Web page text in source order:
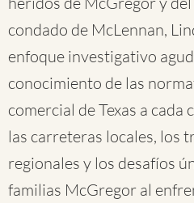
condado de McLennan,
enfoque investigativo
conocimiento de las
comercial de Texas a cada
las carreteras locales, los
regionales y los desafíos
familias McGregor al